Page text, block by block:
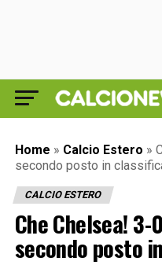
Home » Calcio Estero »
secondo posto in
CALCIO ESTERO
Che Chelsea!
secondo posto